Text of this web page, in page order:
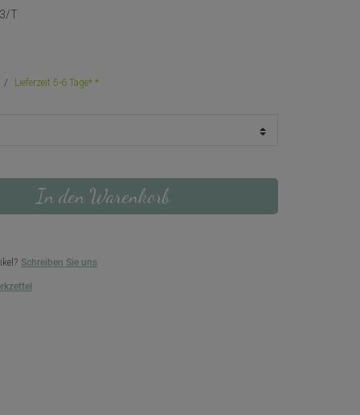
T
Lieferzeit 5-6 Tage*
In den Warenkorb
Schreiben Sie uns